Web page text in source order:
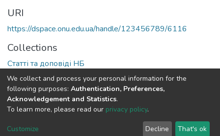
URI
https://dspace.onu.edu.ua/handle/123456789/6116
Collections
Статті та доповіді НБ
Full item page
DSpace software copyright © 2009-2026
Cookie
End User
Send
We collect and process your personal information for the
following purposes: Authentication, Preferences,
Acknowledgement and Statistics.
To learn more, please read our privacy policy.
Customize Decline That's ok